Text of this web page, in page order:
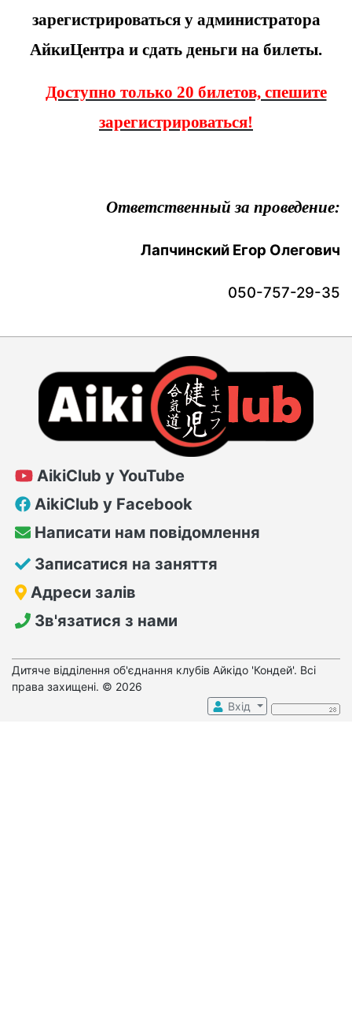
зарегистрироваться у администратора
АйкиЦентра и сдать деньги на билеты.
Доступно только 20 билетов, спешите
зарегистрироваться!
Ответственный за проведение:
Лапчинский Егор Олегович
050-757-29-35
AikiClub у YouTube
AikiClub у Facebook
Написати нам повідомлення
Записатися на заняття
Адреси залів
Зв'язатися з нами
Дитяче відділення об'єднання клубів Айкідо 'Кондей'. Всі
права захищені. © 2026
Вхід